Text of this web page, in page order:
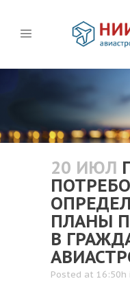
20 ИЮЛ
ПЛАНЫ
В
Posted at 16:50h